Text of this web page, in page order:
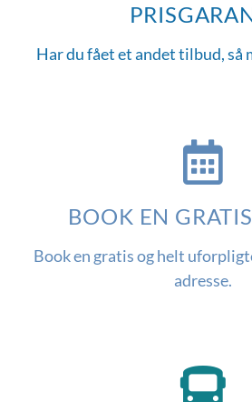
Har du fået et andet tilbud, så
BOOK EN
Book en gratis og helt
adresse.